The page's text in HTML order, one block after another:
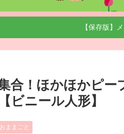
【保存版】
合！ほかほかピー
ビニール人形】
ままごと